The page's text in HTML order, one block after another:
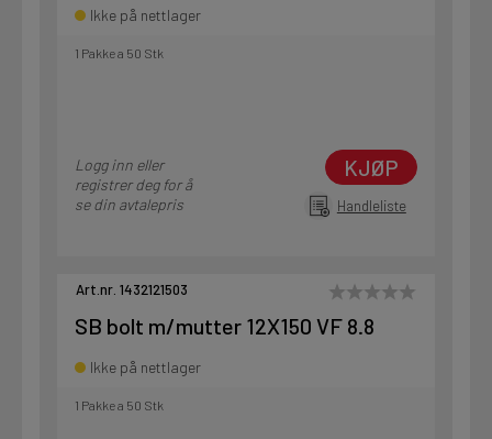
Ikke på nettlager
1 Pakke a 50 Stk
Logg inn eller
registrer deg for å
se din avtalepris
KJØP
Handleliste
Art.nr. 1432121503
SB bolt m/mutter 12X150 VF 8.8
Ikke på nettlager
1 Pakke a 50 Stk